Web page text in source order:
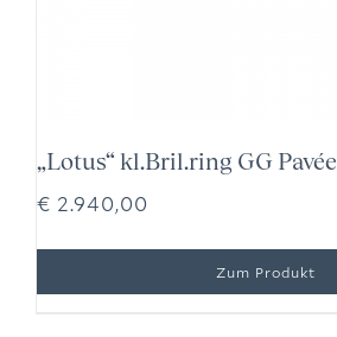
„Lotus“ kl.Bril.ring GG Pavée
€ 2.940,00